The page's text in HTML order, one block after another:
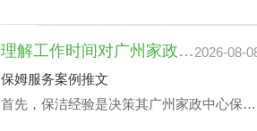
最优化的同时赢得更多附加内容。影响家政
中心荔湾小时工费用的核心因素涉及哪些？
丰泽园将用HR下文文章做展开。
理解工作时间对广州家政中心保洁24小时价格表的潜在影响2026-08-
保姆服务案例推文
首先，保洁经验是决策其广州家政中心保洁